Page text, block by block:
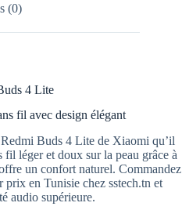
(0)
4 Lite
fil avec design élégant
Buds 4 Lite de Xiaomi qu’il
fil léger et doux sur la peau grâce à
un confort naturel. Commandez
en Tunisie chez sstech.tn et
audio supérieure.